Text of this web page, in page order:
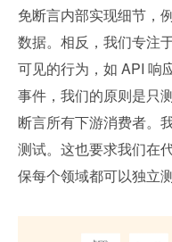
免断言内部实现细节，
数据。相反，我们专注
可见的行为，如 API 响
事件，我们的原则是只
断言所有下游消费者。
测试。这也要求我们在
保每个领域都可以独立测